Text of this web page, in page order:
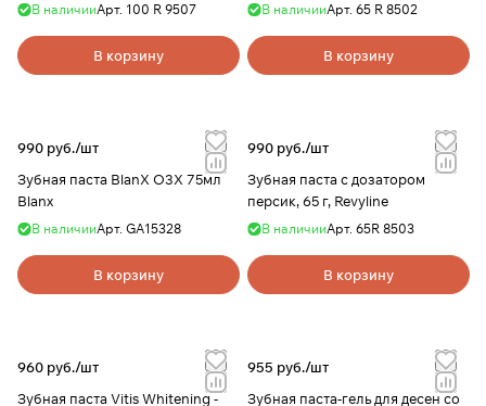
В наличииАрт. 100 R 9507
В корзину
В наличииАрт. 65 R 8502
В корзину
990 руб./шт
Зубная паста BlanX O3X 75мл
Blanx
В наличииАрт. GA15328
В корзину
990 руб./шт
Зубная паста с дозатором
персик, 65 г, Revyline
В наличииАрт. 65R 8503
В корзину
960 руб./шт
Зубная паста Vitis Whitening -
955 руб./шт
Зубная паста-гель для десен со